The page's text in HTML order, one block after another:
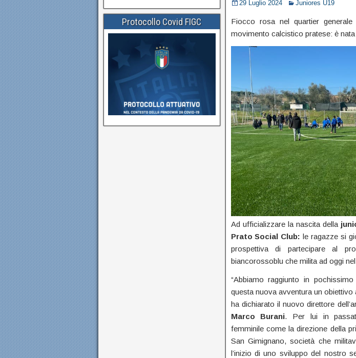
29 Luglio 2024 Juniores U19
Fiocco rosa nel quartier
movimento calcistico pratese: è
Ad ufficializzare la nascita della
Prato Social Club:le ragazze si
prospettiva di partecipare al
biancorossoblu che milita ad oggi
“Abbiamo raggiunto in
questa nuova avventura un
ha dichiarato il nuovo direttore
Marco
Burani. Per lui in
femminile come la direzione della
San Gimignano, società che
l’inizio di uno sviluppo del nostro
Protocollo Covid FIGC